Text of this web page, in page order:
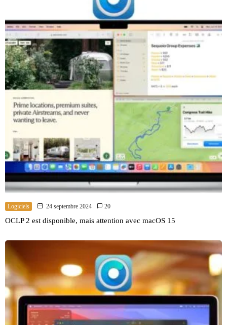
Logiciels 24 septembre 2024 20
OCLP 2 est disponible, mais attention avec macOS 15